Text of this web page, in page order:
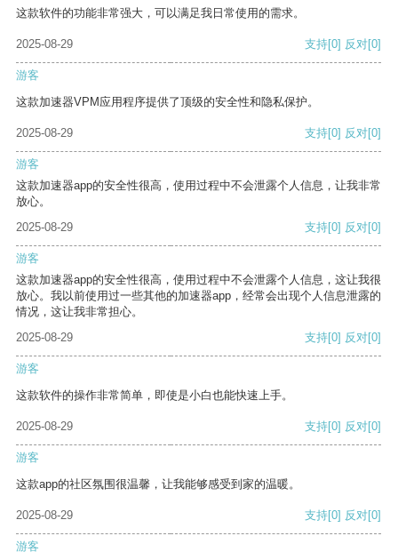
这款软件的功能非常强大，可以满足我日常使用的需求。
2025-08-29 支持[0] 反对[0]
游客
这款加速器VPM应用程序提供了顶级的安全性和隐私保护。
2025-08-29 支持[0] 反对[0]
游客
这款加速器app的安全性很高，使用过程中不会泄露个人信息，让我非常
放心。
2025-08-29
支持[0] 反对[0]
游客
这款加速器app的安全性很高，使用过程中不会泄露个人信息，这让我很
放心。我以前使用过一些其他的加速器app，经常会出现个人信息泄露的
情况，这让我非常担心。
2025-08-29
支持[0] 反对[0]
游客
这款软件的操作非常简单，即使是小白也能快速上手。
2025-08-29 支持[0] 反对[0]
游客
这款app的社区氛围很温馨，让我能够感受到家的温暖。
2025-08-29 支持[0] 反对[0]
游客